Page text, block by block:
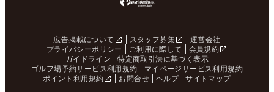
広告掲載について スタッフ募集
運営会社
プライバシーポリシー
ご利用に際して
会員規約
ガイドライン
特定商取引法に基づく表示
ゴルフ場予約サービス利用規約
マイページサービス利用規約
ポイント利用規約
お問合せ ヘルプ サイトマップ